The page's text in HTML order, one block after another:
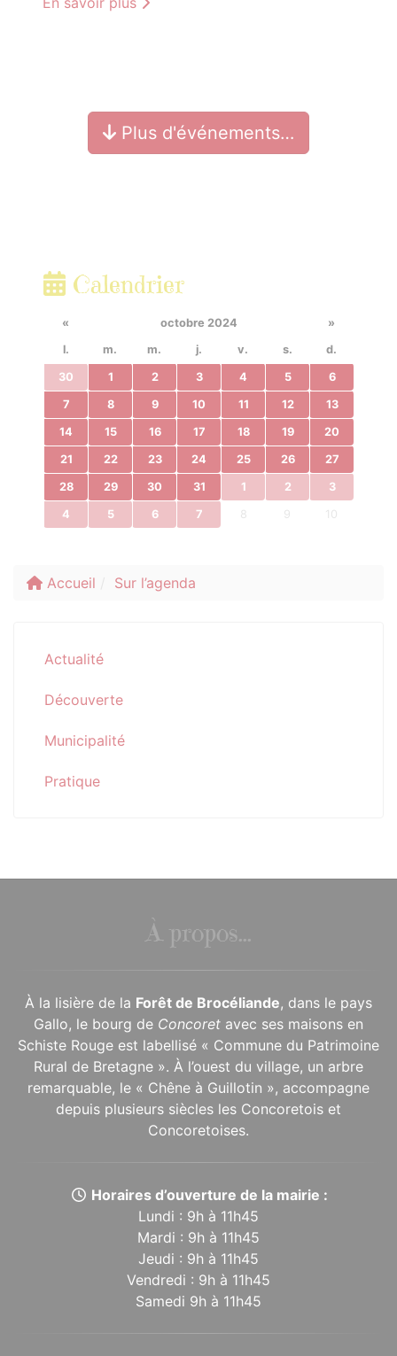
Plus d'événements…
Calendrier
« octobre 2024
»
l.
m. m. j. v. s. d.
30 1 2 3 4 5 6
7 8 9 10 11 12 13
14 15 16 17 18 19 20
21 22 23 24 25 26 27
28 29 30 31 1 2 3
4 5 6 7 8 9 10
Accueil Sur l’agenda
Actualité
Découverte
Municipalité
Pratique
À propos...
À la lisière de la Forêt de Brocéliande, dans le pays
Gallo, le bourg de Concoret avec ses maisons en
Schiste Rouge est labellisé « Commune du Patrimoine
Rural de Bretagne ». À l’ouest du village, un arbre
remarquable, le « Chêne à Guillotin », accompagne
depuis plusieurs siècles les Concoretois et
Concoretoises.
Horaires d’ouverture de la mairie :
Lundi : 9h à 11h45
Mardi : 9h à 11h45
Jeudi : 9h à 11h45
Vendredi : 9h à 11h45
Samedi 9h à 11h45